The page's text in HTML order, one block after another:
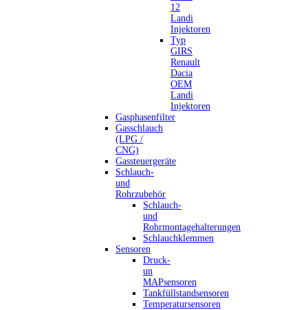
12
Landi
Injektoren
Typ
GIRS
Renault
Dacia
OEM
Landi
Injektoren
Gasphasenfilter
Gasschlauch
(LPG /
CNG)
Gassteuergeräte
Schlauch-
und
Rohrzubehör
Schlauch-
und
Rohrmontagehalterungen
Schlauchklemmen
Sensoren
Druck-
un
MAPsensoren
Tankfüllstandsensoren
Temperatursensoren